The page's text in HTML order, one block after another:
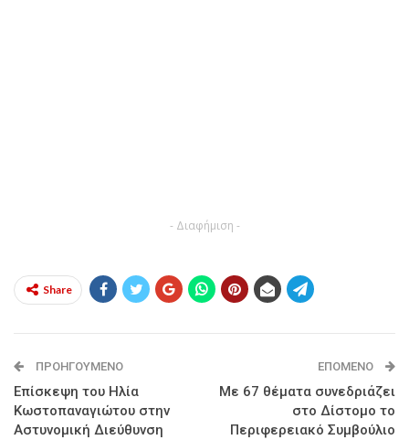
- Διαφήμιση -
Share
ΠΡΟΗΓΟΎΜΕΝΟ
Επίσκεψη του Ηλία
Κωστοπαναγιώτου στην
Αστυνομική Διεύθυνση
ΕΠΌΜΕΝΟ
Με 67 θέματα συνεδριάζει
στο Δίστομο το
Περιφερειακό Συμβούλιο